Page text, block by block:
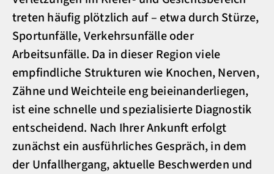
treten häufig plötzlich auf – etwa durch Stürze,
Sportunfälle, Verkehrsunfälle oder
Arbeitsunfälle. Da in dieser Region viele
empfindliche Strukturen wie Knochen, Nerven,
Zähne und Weichteile eng beieinanderliegen,
ist eine schnelle und spezialisierte Diagnostik
entscheidend. Nach Ihrer Ankunft erfolgt
zunächst ein ausführliches Gespräch, in dem
der Unfallhergang, aktuelle Beschwerden und